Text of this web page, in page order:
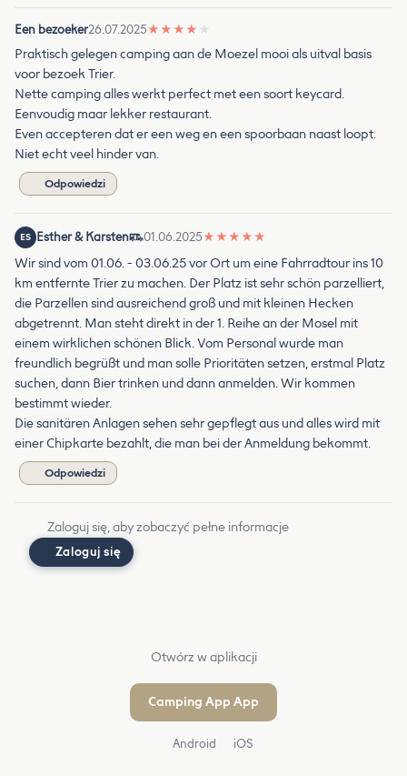
Een bezoeker26.07.2025★ ★ ★ ★ ★
Praktisch gelegen camping aan de Moezel mooi als uitval basis
voor bezoek Trier.
Nette camping alles werkt perfect met een soort keycard.
Eenvoudig maar lekker restaurant.
Even accepteren dat er een weg en een spoorbaan naast loopt.
Niet echt veel hinder van.
Odpowiedzi
ES Esther & Karsten 01.06.2025★ ★ ★ ★ ★
Wir sind vom 01.06. - 03.06.25 vor Ort um eine Fahrradtour ins 10
km entfernte Trier zu machen. Der Platz ist sehr schön parzelliert,
die Parzellen sind ausreichend groß und mit kleinen Hecken
abgetrennt. Man steht direkt in der 1. Reihe an der Mosel mit
einem wirklichen schönen Blick. Vom Personal wurde man
freundlich begrüßt und man solle Prioritäten setzen, erstmal Platz
suchen, dann Bier trinken und dann anmelden. Wir kommen
bestimmt wieder.
Die sanitären Anlagen sehen sehr gepflegt aus und alles wird mit
einer Chipkarte bezahlt, die man bei der Anmeldung bekommt.
Odpowiedzi
Zaloguj się, aby zobaczyć pełne informacje
Zaloguj się
Otwórz w aplikacji
Camping App App
Android iOS